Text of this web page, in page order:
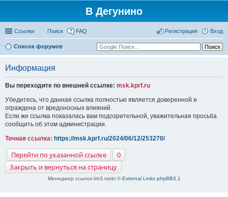
В Дегунино
Ссылки Поиск FAQ Вход
Регистрация
Список форумов
Информация
Вы переходите по внешней ссылке: msk.kprf.ru
Убедитесь, что данная ссылка полностью является доверенной и
ограждена от вредоносных влияний.
Если же ссылка показалась вам подозрительной, уважительная просьба
сообщить об этом администрации.
Точная ссылка: https://msk.kprf.ru/2024/06/12/253270/
Перейти по указанной ссылке
0
Закрыть и вернуться на страницу
Менеджер ссылок bb3.mobi ©External Links phpBB3.1